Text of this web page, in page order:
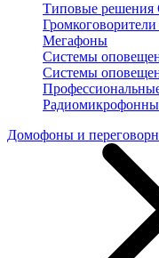
Типовые
Мегафоны
Системы
Системы
Домофоны и